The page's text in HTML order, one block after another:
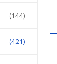
(144)
(421)